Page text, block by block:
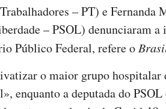
– PT) e Fernanda
– PSOL) denunciaram
Público Federal, refere o
o maior grupo hospitalar
enquanto a deputada do